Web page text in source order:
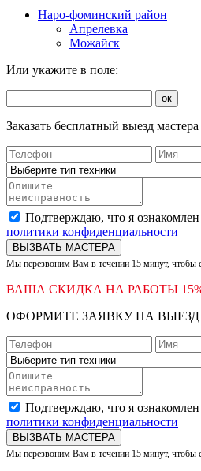
Наро-фоминский район
Апрелевка
Можайск
Или укажите в поле:
ок
Заказать бесплатный выезд мастера
Подтверждаю, что я ознакомлен
политики конфиденциальности
ВЫЗВАТЬ МАСТЕРА
Мы перезвоним Вам в течении 15 минут, чтобы
ВАША СКИДКА НА РАБОТЫ
ОФОРМИТЕ ЗАЯВКУ НА ВЫЕЗД
Подтверждаю, что я ознакомлен
политики конфиденциальности
ВЫЗВАТЬ МАСТЕРА
Мы перезвоним Вам в течении 15 минут, чтобы